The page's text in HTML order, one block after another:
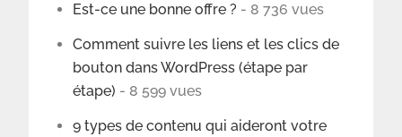
Est-ce une bonne offre ? - 8 736 vues
Comment suivre les liens et les clics de
bouton dans WordPress (étape par
étape) - 8 599 vues
9 types de contenu qui aideront votre